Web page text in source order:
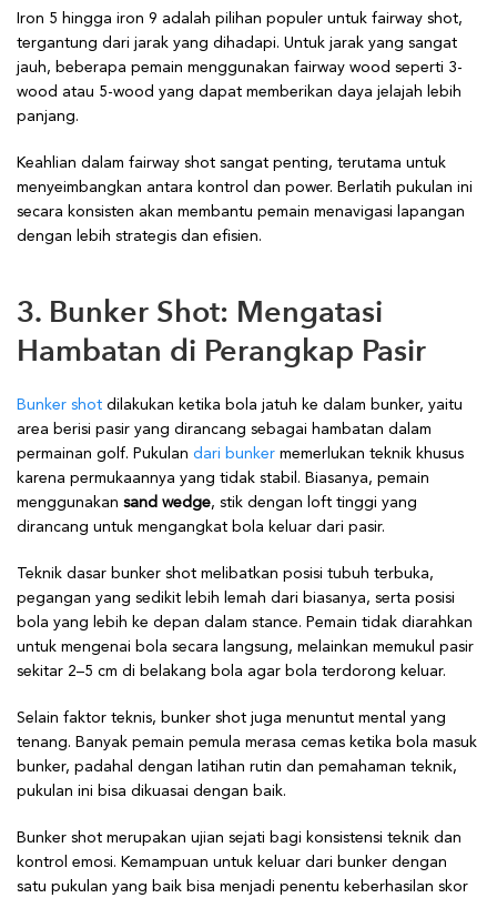
Iron 5 hingga iron 9 adalah pilihan populer untuk fairway shot,
tergantung dari jarak yang dihadapi. Untuk jarak yang sangat
jauh, beberapa pemain menggunakan fairway wood seperti 3-
wood atau 5-wood yang dapat memberikan daya jelajah lebih
panjang.
Keahlian dalam fairway shot sangat penting, terutama untuk
menyeimbangkan antara kontrol dan power. Berlatih pukulan ini
secara konsisten akan membantu pemain menavigasi lapangan
dengan lebih strategis dan efisien.
3. Bunker Shot: Mengatasi
Hambatan di Perangkap Pasir
Bunker shot dilakukan ketika bola jatuh ke dalam bunker, yaitu
area berisi pasir yang dirancang sebagai hambatan dalam
permainan golf. Pukulan dari bunker memerlukan teknik khusus
karena permukaannya yang tidak stabil. Biasanya, pemain
menggunakan sand wedge, stik dengan loft tinggi yang
dirancang untuk mengangkat bola keluar dari pasir.
Teknik dasar bunker shot melibatkan posisi tubuh terbuka,
pegangan yang sedikit lebih lemah dari biasanya, serta posisi
bola yang lebih ke depan dalam stance. Pemain tidak diarahkan
untuk mengenai bola secara langsung, melainkan memukul pasir
sekitar 2–5 cm di belakang bola agar bola terdorong keluar.
Selain faktor teknis, bunker shot juga menuntut mental yang
tenang. Banyak pemain pemula merasa cemas ketika bola masuk
bunker, padahal dengan latihan rutin dan pemahaman teknik,
pukulan ini bisa dikuasai dengan baik.
Bunker shot merupakan ujian sejati bagi konsistensi teknik dan
kontrol emosi. Kemampuan untuk keluar dari bunker dengan
satu pukulan yang baik bisa menjadi penentu keberhasilan skor